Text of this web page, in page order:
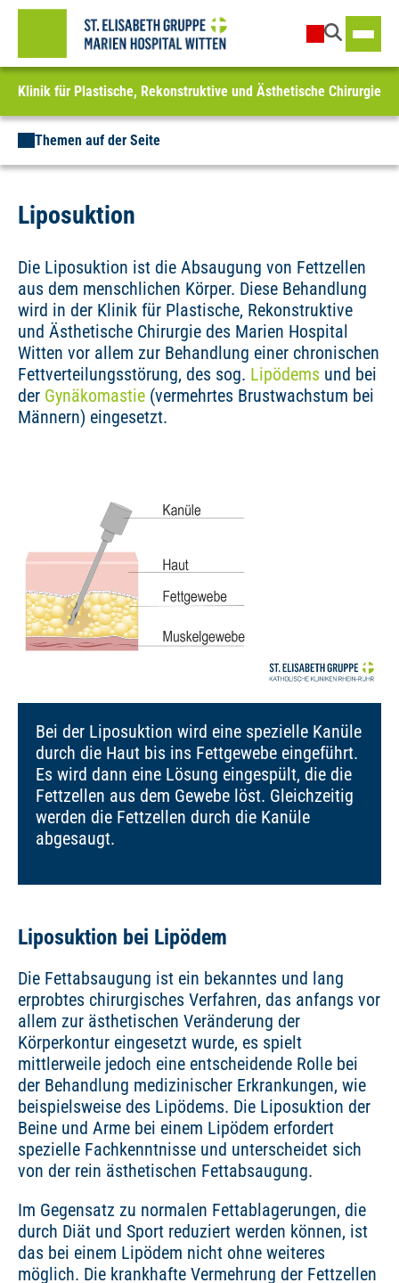
Klinik für Plastische, Rekonstruktive und Ästhetische Chirurgie
Themen auf der Seite
Liposuktion
Die Liposuktion ist die Absaugung von Fettzellen
aus dem menschlichen Körper. Diese Behandlung
wird in der Klinik für Plastische, Rekonstruktive
und Ästhetische Chirurgie des Marien Hospital
Witten vor allem zur Behandlung einer chronischen
Fettverteilungsstörung, des sog. Lipödems und bei
der Gynäkomastie (vermehrtes Brustwachstum bei
Männern) eingesetzt.
Bei der Liposuktion wird eine spezielle Kanüle
durch die Haut bis ins Fettgewebe eingeführt.
Es wird dann eine Lösung eingespült, die die
Fettzellen aus dem Gewebe löst. Gleichzeitig
werden die Fettzellen durch die Kanüle
abgesaugt.
Liposuktion bei Lipödem
Die Fettabsaugung ist ein bekanntes und lang
erprobtes chirurgisches Verfahren, das anfangs vor
allem zur ästhetischen Veränderung der
Körperkontur eingesetzt wurde, es spielt
mittlerweile jedoch eine entscheidende Rolle bei
der Behandlung medizinischer Erkrankungen, wie
beispielsweise des Lipödems. Die Liposuktion der
Beine und Arme bei einem Lipödem erfordert
spezielle Fachkenntnisse und unterscheidet sich
von der rein ästhetischen Fettabsaugung.
Im Gegensatz zu normalen Fettablagerungen, die
durch Diät und Sport reduziert werden können, ist
das bei einem Lipödem nicht ohne weiteres
möglich. Die krankhafte Vermehrung der Fettzellen